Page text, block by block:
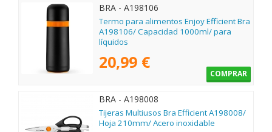
BRA - A198106
Termo para alimentos Enjoy Efficient Bra
A198106/ Capacidad 1000ml/ para
líquidos
20,99 €
COMPRAR
BRA - A198008
Tijeras Multiusos Bra Efficient A198008/
Hoja 210mm/ Acero inoxidable